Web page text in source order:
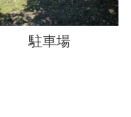
駐車場